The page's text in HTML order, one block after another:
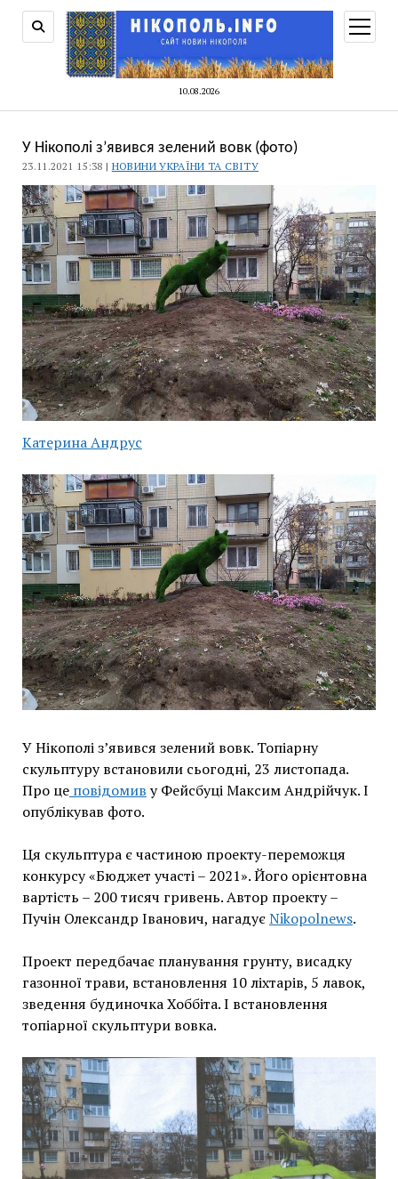
10.08.2026
меню
У Нікополі з’явився зелений вовк (фото)
23.11.2021 15:38 | НОВИНИ УКРАЇНИ ТА СВІТУ
Катерина Андрус
У Нікополі з’явився зелений вовк. Топіарну
скульптуру встановили сьогодні, 23 листопада.
Про цеповідомив у Фейсбуці Максим Андрійчук. І
опублікував фото.
Ця скульптура є частиною проекту-переможця
конкурсу «Бюджет участі – 2021». Його орієнтовна
вартість – 200 тисяч гривень. Автор проекту –
Пучін Олександр Іванович, нагадуєNikopolnews.
Проект передбачає планування грунту, висадку
газонної трави, встановлення 10 ліхтарів, 5 лавок,
зведення будиночка Хоббіта. І встановлення
топіарної скульптури вовка.